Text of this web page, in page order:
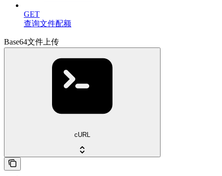
GET
查询文件配额
Base64文件上传
cURL